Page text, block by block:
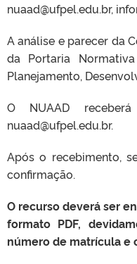
nuaad@ufpel.edu.br,
A análise e parecer da
da Portaria
Planejamento,
O NUAAD
nuaad@ufpel.edu.br.
Após o recebimento,
confirmação.
O recurso deverá ser
formato PDF,
número de matrícula e